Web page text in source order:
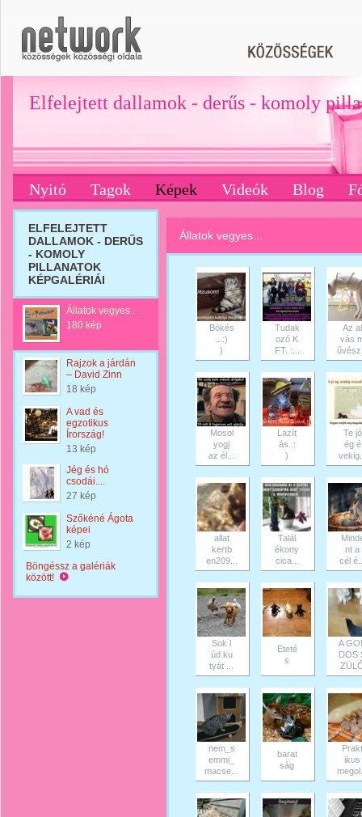
Elfelejtett dallamok - derűs - komoly
Nyitó Tagok Képek Videók Blog
ELFELEJTETT
DALLAMOK - DERŰS
- KOMOLY
PILLANATOK
KÉPGALÉRIÁI
Állatok vegyes...
180 kép
Rajzok a járdán
– David Zinn
18 kép
A vad és
egzotikus
Írország!
13 kép
Jég és hó
csodái....
27 kép
Szőkéné Ágota
képei
2 kép
Böngéssz a galériák
között!
Állatok vegyes...
Bökés
...:)
)
Tudak
ozó K
FT. :...
Az al
vás
Mosol
yogj
az él...
Lazít
ás..:
)
Te jó
ég é
allat
kertb
en209...
Talál
ékony
cica...
nt a
cél
Sok l
úd ku
tyát ...
Eteté
s
A
DOS
nem_s
emmi_
macse...
barat
ság
Prakt
ikus